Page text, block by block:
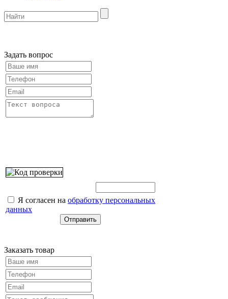
Задать вопрос
Я согласен на обработку персональных
данных
Заказать товар